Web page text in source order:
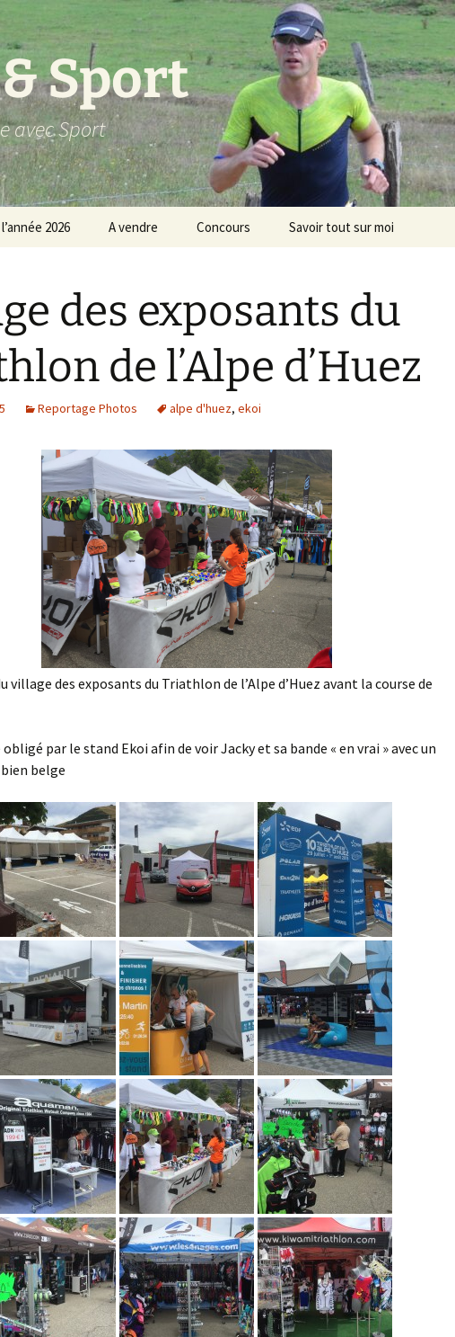
Sport
avec Sport
2026 A vendre Concours Savoir tout sur moi
des exposants du
de l’Alpe d’Huez
Reportage Photos alpe d'huez, ekoi
village des exposants du Triathlon de l’Alpe d’Huez avant la course de
par le stand Ekoi afin de voir Jacky et sa bande « en vrai » avec un
belge